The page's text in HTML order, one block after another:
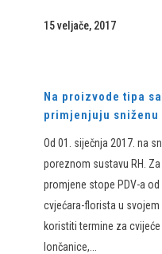
15 veljače, 2017
Na proizvode tipa
primjenjuju sniženu
Od 01. siječnja 2017. na
poreznom sustavu RH.
promjene stope PDV-a
cvjećara-florista u
koristiti termine za
lončanice,...